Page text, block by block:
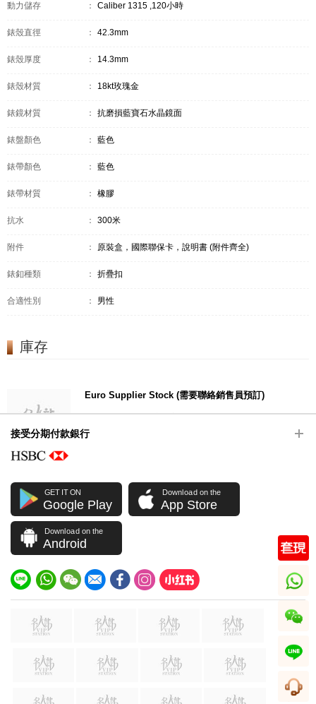
動力儲存 ： Caliber 1315 ,120小時
錶殼直徑 ： 42.3mm
錶殼厚度 ： 14.3mm
錶殼材質 ： 18kt玫瑰金
錶鏡材質 ： 抗磨損藍寶石水晶鏡面
錶盤顏色 ： 藍色
錶帶顏色 ： 藍色
錶帶材質 ： 橡膠
抗水 ： 300米
附件 ： 原裝盒，國際聯保卡，說明書 (附件齊全)
錶釦種類 ： 折疊扣
合適性別 ： 男性
庫存
Euro Supplier Stock (需要聯絡銷售員預訂)
地址：歐洲快速供應鏈庫存
聯絡電話：(852) 23013221
接受分期付款銀行
GET IT ON
Google Play
Download on the
App Store
Download on the
Android
whatsapp